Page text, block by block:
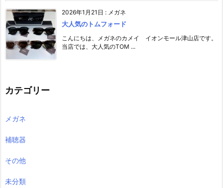
2026年1月21日 : メガネ
大人気のトムフォード
こんにちは、メガネのカメイ イオンモール津山店です。
当店では、大人気のTOM ...
カテゴリー
メガネ
補聴器
その他
未分類